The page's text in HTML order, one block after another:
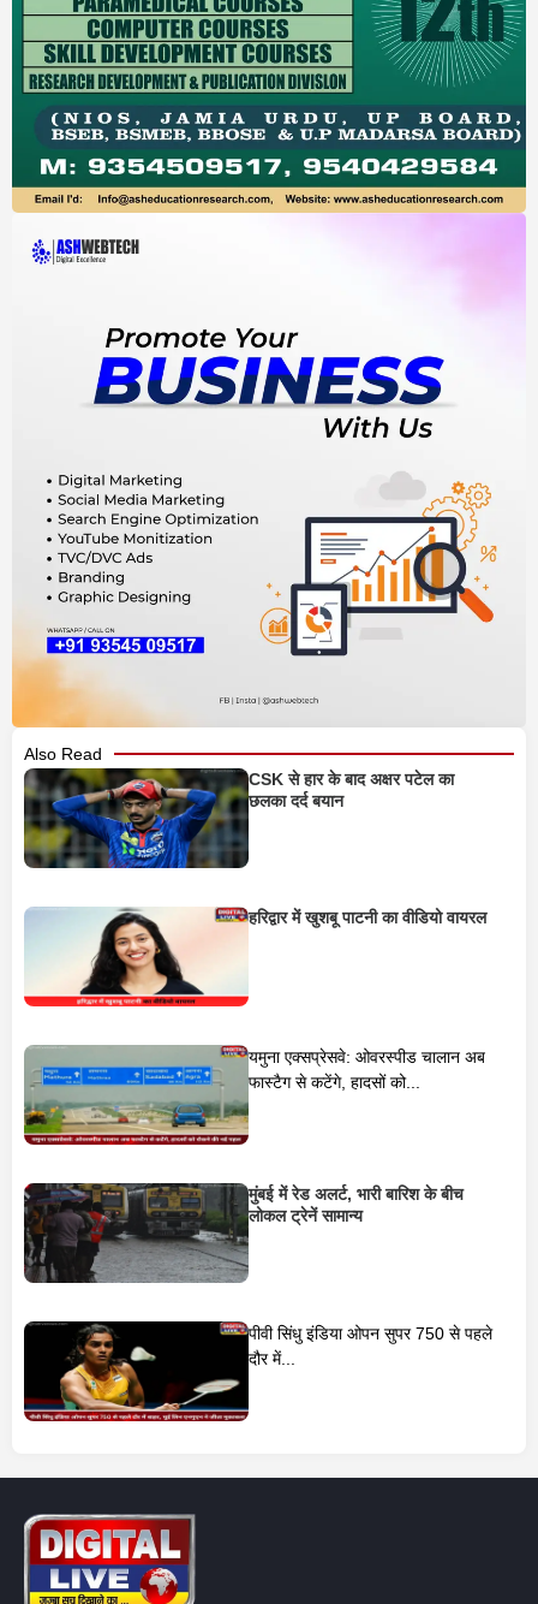
Also Read
CSK से हार के बाद अक्षर पटेल का
छलका दर्द बयान
हरिद्वार में खुशबू पाटनी का वीडियो वायरल
यमुना एक्सप्रेसवे: ओवरस्पीड चालान अब
फास्टैग से कटेंगे, हादसों को...
मुंबई में रेड अलर्ट, भारी बारिश के बीच
लोकल ट्रेनें सामान्य
पीवी सिंधु इंडिया ओपन सुपर 750 से पहले
दौर में...